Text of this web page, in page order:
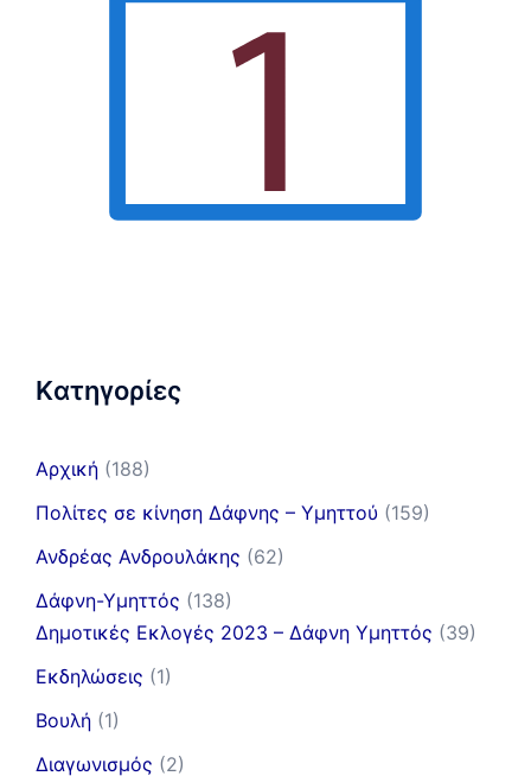
Kατηγορίες
Αρχική (188)
Πολίτες σε κίνηση Δάφνης – Υμηττού (159)
Ανδρέας Ανδρουλάκης (62)
Δάφνη-Υμηττός (138)
Δημοτικές Εκλογές 2023 – Δάφνη Υμηττός (39)
Εκδηλώσεις (1)
Βουλή (1)
Διαγωνισμός (2)